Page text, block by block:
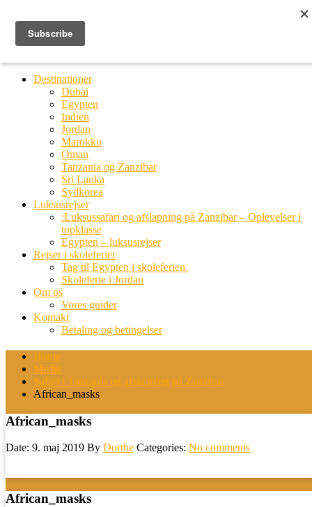
Ring til os
20 66 03 08
Destinationer
Dubai
Egypten
Indien
Jordan
Marokko
Oman
Tanzania og Zanzibar
Sri Lanka
Sydkorea
Luksusrejser
:Luksussafari og afslapning på Zanzibar – Oplevelser i
topklasse
Egypten – luksusrejser
Rejser i skoleferier
Tag til Egypten i skoleferien.
Skoleferie i Jordan
Om os
Vores guider
Kontakt
Betaling og betingelser
Home
Medie
Safari i Tanzania og afslapning på Zanzibar
African_masks
African_masks
Date: 9. maj 2019 By Dorthe Categories: No comments
African_masks